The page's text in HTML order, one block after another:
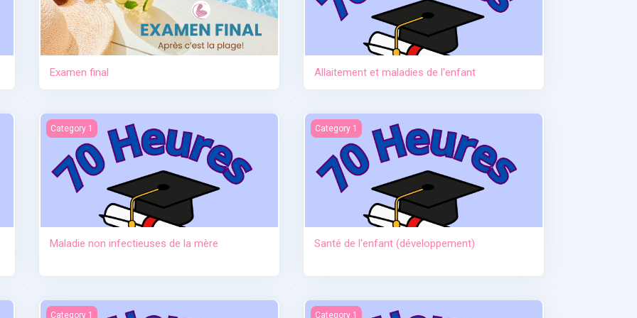
Examen final Allaitement et maladies de l'enfant
Maladie non infectieuses de la mère
Category 1
Maladie non infectieuses de la mère
Santé de l'enfant (développement)
Category 1
Santé de l'enfant (développement)
sevrage)Anatomie et physiologie
Category 1 Ictère et hypoglycémie
Category 1